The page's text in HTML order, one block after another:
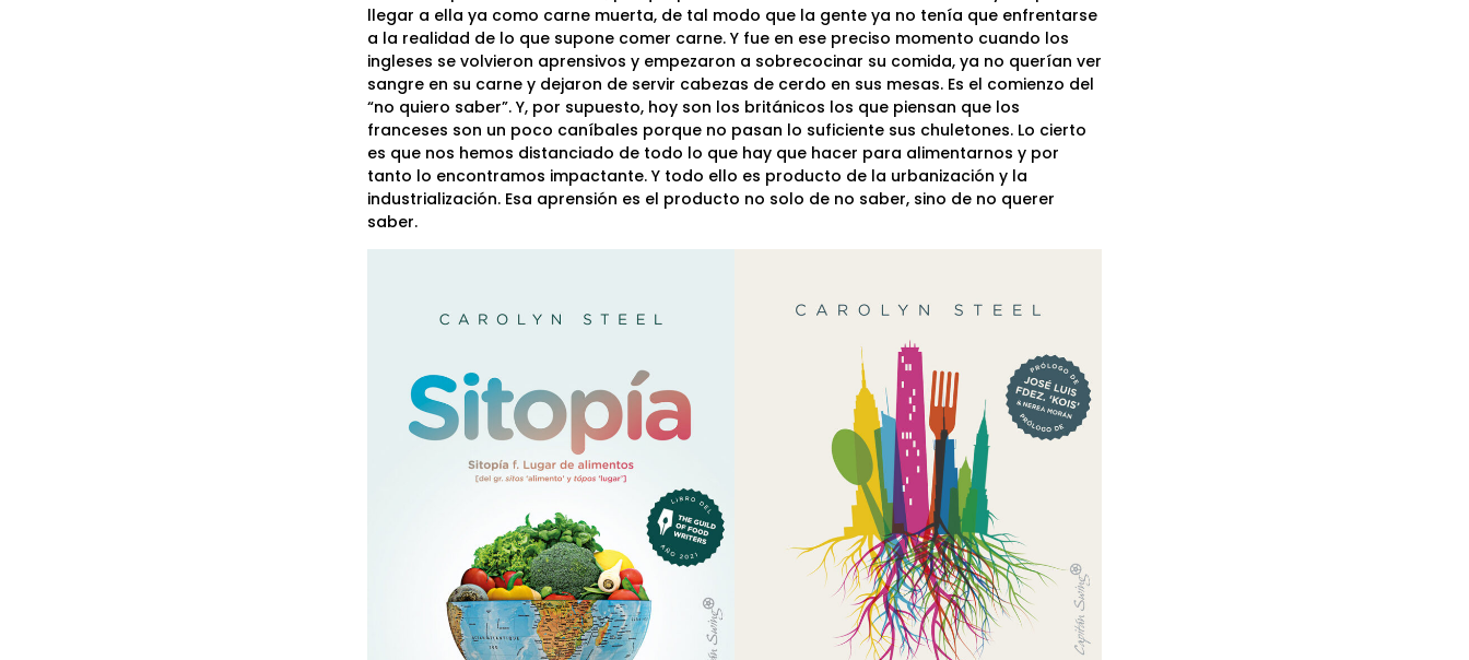
llegar a ella ya como carne muerta, de tal modo que la gente ya no tenía que enfrentarse
a la realidad de lo que supone comer carne. Y fue en ese preciso momento cuando los
ingleses se volvieron aprensivos y empezaron a sobrecocinar su comida, ya no querían ver
sangre en su carne y dejaron de servir cabezas de cerdo en sus mesas. Es el comienzo del
“no quiero saber”. Y, por supuesto, hoy son los británicos los que piensan que los
franceses son un poco caníbales porque no pasan lo suficiente sus chuletones. Lo cierto
es que nos hemos distanciado de todo lo que hay que hacer para alimentarnos y por
tanto lo encontramos impactante. Y todo ello es producto de la urbanización y la
industrialización. Esa aprensión es el producto no solo de no saber, sino de no querer
saber.